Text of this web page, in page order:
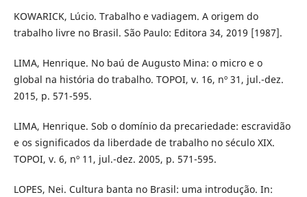
KOWARICK, Lúcio. Trabalho e vadiagem. A origem do
trabalho livre no Brasil. São Paulo: Editora 34, 2019 [1987].
LIMA, Henrique. No baú de Augusto Mina: o micro e o
global na história do trabalho. TOPOI, v. 16, nº 31, jul.-dez.
2015, p. 571-595.
LIMA, Henrique. Sob o domínio da precariedade: escravidão
e os significados da liberdade de trabalho no século XIX.
TOPOI, v. 6, nº 11, jul.-dez. 2005, p. 571-595.
LOPES, Nei. Cultura banta no Brasil: uma introdução. In: